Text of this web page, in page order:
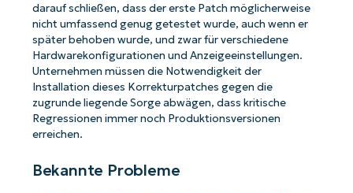
darauf schließen, dass der erste Patch möglicherweise
nicht umfassend genug getestet wurde, auch wenn er
später behoben wurde, und zwar für verschiedene
Hardwarekonfigurationen und Anzeigeeinstellungen.
Unternehmen müssen die Notwendigkeit der
Installation dieses Korrekturpatches gegen die
zugrunde liegende Sorge abwägen, dass kritische
Regressionen immer noch Produktionsversionen
erreichen.
Bekannte Probleme